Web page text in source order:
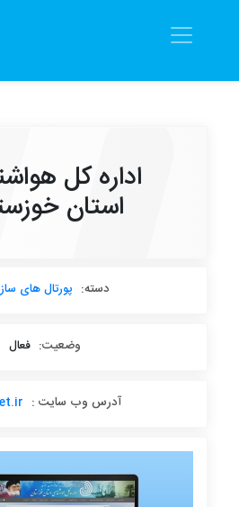
اداره کل
استان
دسته: پورتال های
وضعیت: فعال
آدرس وب سایت :